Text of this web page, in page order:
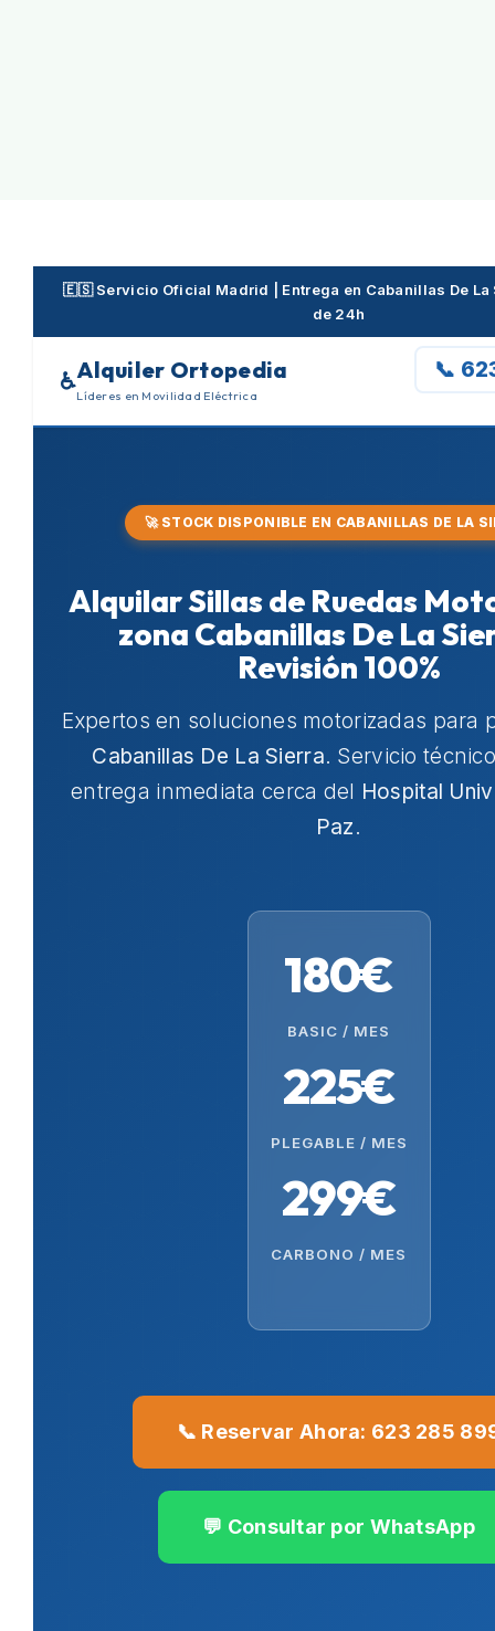
🇪🇸 Servicio Oficial Madrid | Entrega en Cabanillas De La
de 24h
♿Alquiler Ortopedia
Líderes en Movilidad Eléctrica
📞
🚀 STOCK DISPONIBLE EN CABANILLAS DE LA
Alquilar Sillas de Ruedas
zona Cabanillas De La
Revisión 100%
Expertos en soluciones motorizadas para
Cabanillas De La Sierra. Servicio
entrega inmediata cerca del Hospital
Paz.
180€
BASIC / MES
225€
PLEGABLE / MES
299€
CARBONO / MES
📞 Reservar Ahora: 623 285
💬 Consultar por WhatsApp